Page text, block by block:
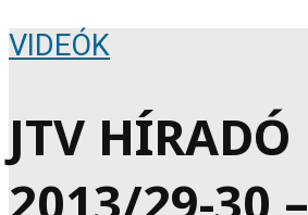
VIDEÓK
JTV HÍRADÓ